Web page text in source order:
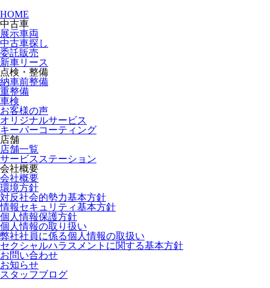
HOME
中古車
展示車両
中古車探し
委託販売
新車リース
点検・整備
納車前整備
重整備
車検
お客様の声
オリジナルサービス
キーパーコーティング
店舗
店舗一覧
サービスステーション
会社概要
会社概要
環境方針
対反社会的勢力基本方針
情報セキュリティ基本方針
個人情報保護方針
個人情報の取り扱い
弊社社員に係る個人情報の取扱い
セクシャルハラスメントに関する基本方針
お問い合わせ
お知らせ
スタッフブログ